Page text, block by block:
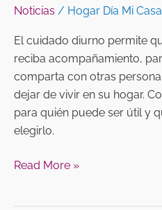
Noticias / Hogar Día Mi Casa
El cuidado diurno permite
reciba acompañamiento,
comparta con otras
dejar de vivir en su hogar.
para quién puede ser útil y
elegirlo.
Read More »